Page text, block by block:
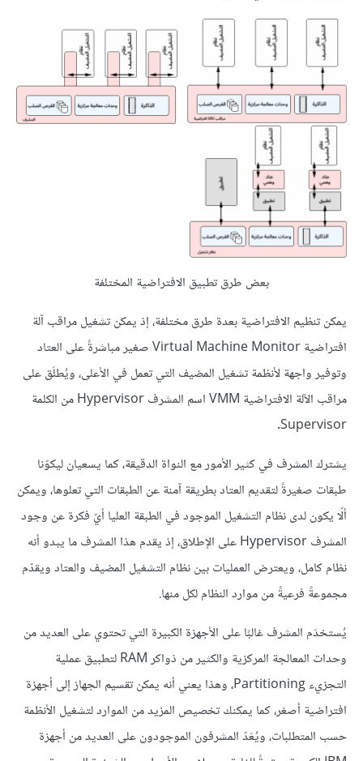
بعض طرق تطبيق الافتراضية المختلفة
يمكن تنظيم الافتراضية بعدة طرق مختلفة، إذ يمكن تشغيل مراقب آلة
افتراضية Virtual Machine Monitor صغير مباشرةً على العتاد
وتوفير واجهة لأنظمة تشغيل المضيف التي تعمل في الأعلى، ويُطلَق على
مراقب الآلة الافتراضية VMM اسم المشرف Hypervisor من الكلمة
Supervisor.
يشترك المشرف في كثير الأمور مع النواة الدقيقة، كما يسعيان ليكوّنا
طبقات صغيرةً لتقديم العتاد بطريقة آمنة عن الطبقات التي تعلوها، ويمكن
ألّا يكون لدى نظام التشغيل الموجود في الطبقة العليا أيّ فكرة عن وجود
المشرف Hypervisor على الإطلاق، إذ يقدم هذا المشرف ما يبدو أنه
نظام كامل، ويعترض العمليات بين نظام التشغيل المضيف والعتاد ويقدّم
مجموعةً فرعيةً من موارد النظام لكل منها.
يُستخدَم المشرف غالبًا على الأجهزة الكبيرة التي تحتوي على العديد من
وحدات المعالجة المركزية والكثير من ذواكر RAM لتطبيق عملية
التجزيء Partitioning، وهذا يعني أنه يمكن تقسيم الجهاز إلى أجهزة
افتراضية أصغر، كما يمكنك تخصيص المزيد من الموارد لتشغيل الأنظمة
حسب المتطلبات، ويُعَدّ المشرفون الموجودون على العديد من أجهزة